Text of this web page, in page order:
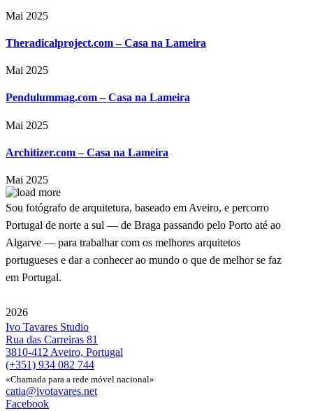
Mai 2025
Theradicalproject.com – Casa na Lameira
Mai 2025
Pendulummag.com – Casa na Lameira
Mai 2025
Architizer.com – Casa na Lameira
Mai 2025
Sou fotógrafo de arquitetura, baseado em Aveiro, e percorro
Portugal de norte a sul — de Braga passando pelo Porto até ao
Algarve — para trabalhar com os melhores arquitetos
portugueses e dar a conhecer ao mundo o que de melhor se faz
em Portugal.
2026
Ivo Tavares Studio
Rua das Carreiras 81
3810-412 Aveiro, Portugal
(+351) 934 082 744
«Chamada para a rede móvel nacional»
catia@ivotavares.net
Facebook